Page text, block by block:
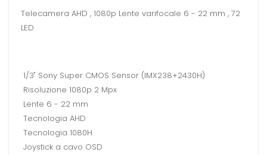
Telecamera AHD , 1080p Lente varifocale 6 - 22 mm , 72
LED
1/3" Sony Super CMOS Sensor (IMX238+2430H)
Risoluzione 1080p 2 Mpx
Lente 6 - 22 mm
Tecnologia AHD
Tecnologia 1080H
Joystick a cavo OSD